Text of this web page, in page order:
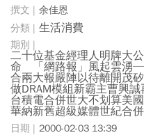
余佳恩
生活消費
二十位基金經理人明牌大
命 「網路報」風起雲湧
合兩大報嚴陣以待離開茂
做DRAM模組新霸主曹興誠
台積電合併世大不划算美
華納新舊超級媒體世紀合
2000-02-03 13:39